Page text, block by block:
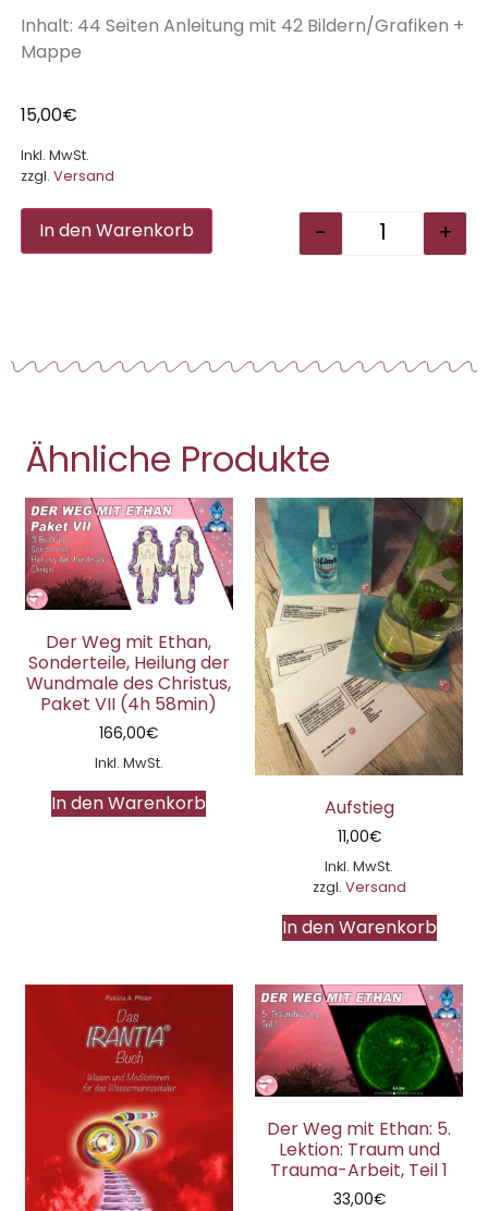
Inhalt: 44 Seiten Anleitung mit 42 Bildern/Grafiken +
Mappe
15,00€
Inkl. MwSt.
zzgl. Versand
- +
In den Warenkorb Alternative:
Ähnliche Produkte
Der Weg mit Ethan,
Sonderteile, Heilung der
Wundmale des Christus,
Paket VII (4h 58min)
166,00€
Inkl. MwSt.
In den Warenkorb Aufstieg
11,00€
Inkl. MwSt.
zzgl. Versand
In den Warenkorb
Der Weg mit Ethan: 5.
Lektion: Traum und
Trauma-Arbeit, Teil 1
33,00€